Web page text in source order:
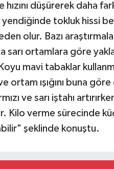
düşürerek daha
yendiğinde tokluk hissi
olur. Bazı
sarı ortamlara göre
mavi tabaklar
ortam ışığını buna
ve sarı iştahı
Kilo verme sürecinde
şeklinde konuştu.